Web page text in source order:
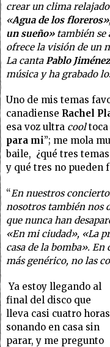
crear un clima
«Agua de los floreros»
un sueño»también se
ofrece la visión de un
La cantaPablo Jiménez
música y ha grabado
Uno de mis temas
canadiense Rachel
esa voz ultra cooltoca
para mi”; me mola
baile, ¿qué tres
y qué tres no pueden
“En nuestros
nosotros también nos
que nunca han
«En mi ciudad», «La
casa de la bomba». En
más genérico, no las
Ya estoy llegando al
final del disco que
lleva casi cuatro horas
sonando en casa sin
parar, y me pregunto